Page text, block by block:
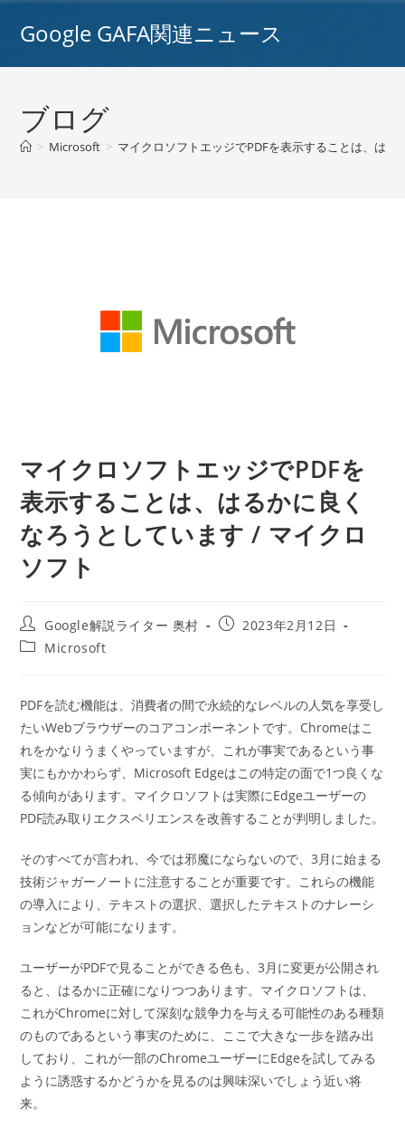
Google GAFA関連ニュース
ブログ
> Microsoft > マイクロソフトエッジでPDFを表示することは、は
マイクロソフトエッジでPDFを
表示することは、はるかに良く
なろうとしています / マイクロ
ソフト
投
稿
者:
Google解説ライター 奥村
投
2023年2月12日
投
テ
ゴ
リ
ー:
Microsoft
PDFを読む機能は、消費者の間で永続的なレベルの人気を享受し
たいWebブラウザーのコアコンポーネントです。Chromeはこ
れをかなりうまくやっていますが、これが事実であるという事
実にもかかわらず、Microsoft Edgeはこの特定の面で1つ良くな
る傾向があります。マイクロソフトは実際にEdgeユーザーの
PDF読み取りエクスペリエンスを改善することが判明しました。
そのすべてが言われ、今では邪魔にならないので、3月に始まる
技術ジャガーノートに注意することが重要です。これらの機能
の導入により、テキストの選択、選択したテキストのナレーシ
ョンなどが可能になります。
ユーザーがPDFで見ることができる色も、3月に変更が公開され
ると、はるかに正確になりつつあります。マイクロソフトは、
これがChromeに対して深刻な競争力を与える可能性のある種類
のものであるという事実のために、ここで大きな一歩を踏み出
しており、これが一部のChromeユーザーにEdgeを試してみる
ように誘惑するかどうかを見るのは興味深いでしょう近い将
来。